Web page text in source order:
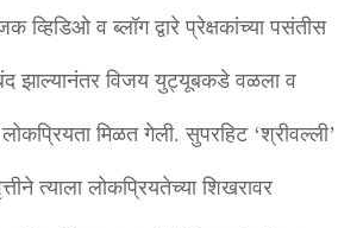
व्हिडिओ व ब्लॉग द्वारे प्रेक्षकांच्या पसंतीस
झाल्यानंतर विजय युट्यूबकडे वळला व
मिळत गेली. सुपरहिट ‘श्रीवल्ली’
त्याला लोकप्रियतेच्या शिखरावर